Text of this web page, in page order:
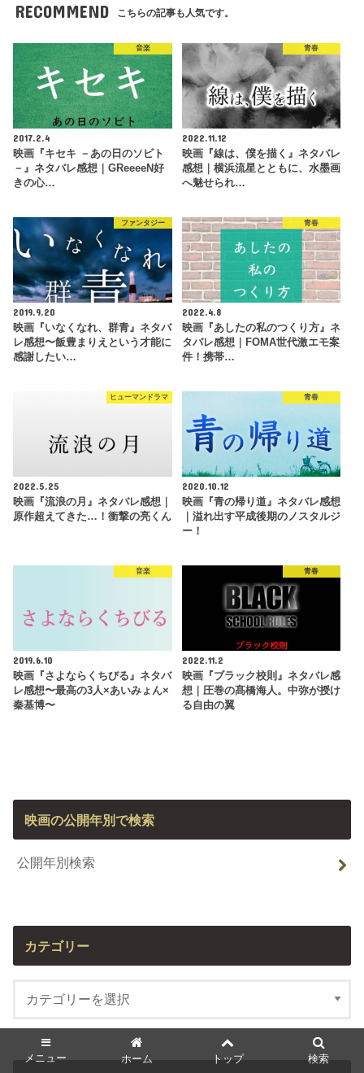
RECOMMEND こちらの記事も人気です。
音楽
2017.2.4
映画『キセキ －あの日のソビト
－』ネタバレ感想｜GReeeeN好
きの心…
青春
2022.11.12
映画『線は、僕を描く』ネタバレ
感想｜横浜流星とともに、水墨画
へ魅せられ…
ファンタジー
2019.9.20
映画『いなくなれ、群青』ネタバ
レ感想〜飯豊まりえという才能に
感謝したい…
青春
2022.4.8
映画『あしたの私のつくり方』ネ
タバレ感想｜FOMA世代激エモ案
件！携帯…
ヒューマンドラマ
2022.5.25
映画『流浪の月』ネタバレ感想｜
原作超えてきた…！衝撃の亮くん
青春
2020.10.12
映画『青の帰り道』ネタバレ感想
｜溢れ出す平成後期のノスタルジ
ー！
音楽
2019.6.10
映画『さよならくちびる』ネタバ
レ感想〜最高の3人×あいみょん×
秦基博〜
青春
2022.11.2
映画『ブラック校則』ネタバレ感
想｜圧巻の髙橋海人。中弥が授け
る自由の翼
映画の公開年別で検索
公開年別検索
カテゴリー
メニュー ホーム トップ 検索